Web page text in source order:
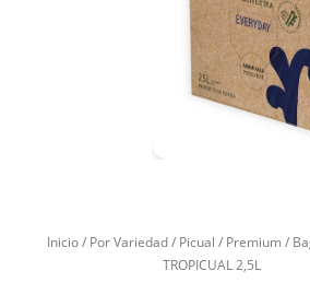
Inicio/ Por Variedad/ Picual / Premium/
TROPICUAL 2,5L